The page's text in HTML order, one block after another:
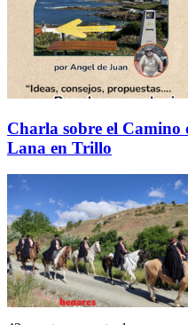
Charla sobre el Camino
Lana en Trillo